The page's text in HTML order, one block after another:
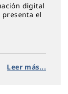
digital
el
Leer más...